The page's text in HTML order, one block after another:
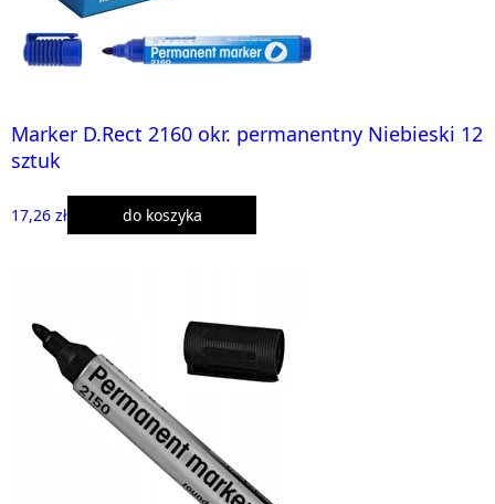
Marker D.Rect 2160 okr. permanentny Niebieski 12
sztuk
17,26 zł do koszyka